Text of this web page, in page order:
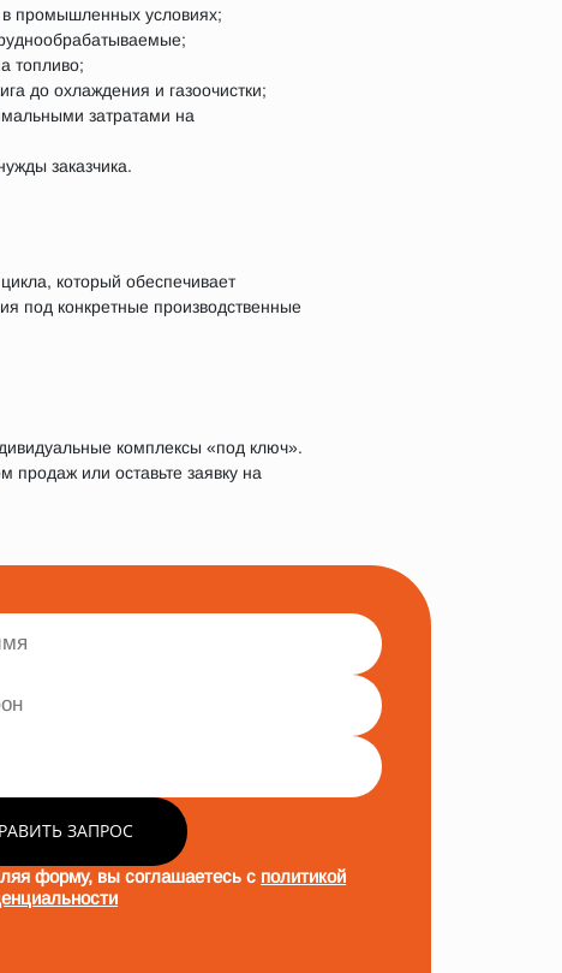
в промышленных условиях;
топливо;
до охлаждения и газоочистки;
затратами на
заказчика.
который обеспечивает
под конкретные производственные
комплексы «под ключ».
продаж или оставьте заявку на
ЗАПРОС
форму, вы соглашаетесь с политикой